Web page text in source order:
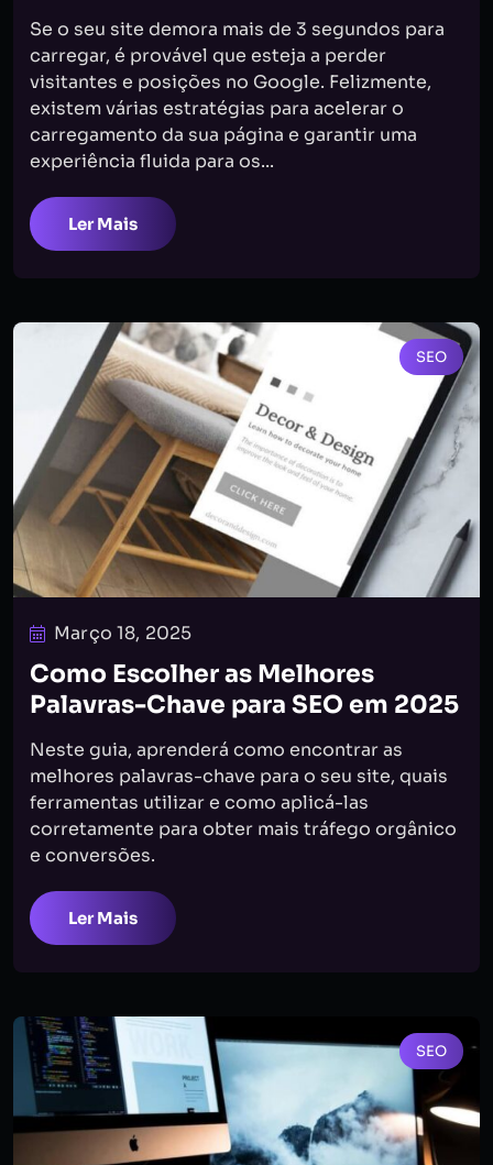
Se o seu site demora mais de 3 segundos para
carregar, é provável que esteja a perder
visitantes e posições no Google. Felizmente,
existem várias estratégias para acelerar o
carregamento da sua página e garantir uma
experiência fluida para os...
Ler Mais
SEO
Março 18, 2025
Como Escolher as Melhores
Palavras-Chave para SEO em 2025
Neste guia, aprenderá como encontrar as
melhores palavras-chave para o seu site, quais
ferramentas utilizar e como aplicá-las
corretamente para obter mais tráfego orgânico
e conversões.
Ler Mais
SEO